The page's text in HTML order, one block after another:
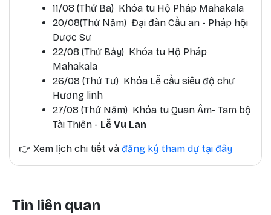
11/08 (Thứ Ba) Khóa tu Hộ Pháp Mahakala
20/08(Thứ Năm) Đại đàn Cầu an - Pháp hội
Dược Sư
22/08 (Thứ Bảy) Khóa tu Hộ Pháp
Mahakala
26/08 (Thứ Tư) Khóa Lễ cầu siêu độ chư
Hương linh
27/08 (Thứ Năm) Khóa tu Quan Âm- Tam bộ
Tài Thiên - Lễ Vu Lan
👉 Xem lịch chi tiết và đăng ký tham dự tại đây
Tin liên quan